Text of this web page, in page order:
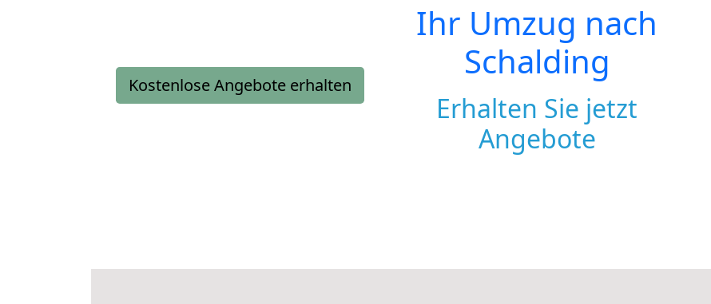
Kostenlose Angebote erhalten
Ihr Umzug nach
Schalding
Erhalten Sie jetzt
Angebote